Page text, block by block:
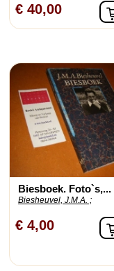
€ 40,00
Biesboek. Foto`s,...
Biesheuvel, J.M.A. ;
€ 4,00